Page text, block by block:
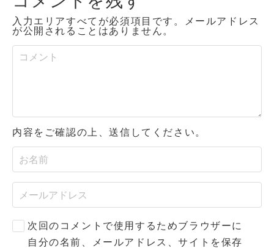
入力エリアすべてが必須項目です。メールアドレス
が公開されることはありません。
内容をご確認の上、送信してください。
次回のコメントで使用するためブラウザーに
自分の名前、メールアドレス、サイトを保存